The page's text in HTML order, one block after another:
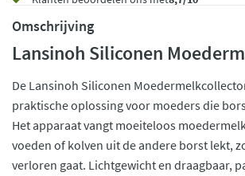
Omschrijving
Lansinoh Siliconen
De Lansinoh Siliconen
praktische oplossing voor moeders die
Het apparaat vangt moeiteloos
voeden of kolven uit de andere borst lekt,
verloren gaat. Lichtgewicht en draagbaar,